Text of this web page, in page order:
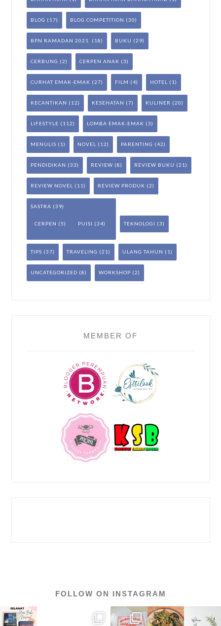
BLOG (17) BLOG COMPETITION (30)
BPN RAMADAN 2021. (18) BUKU (29)
CERBUNG (2) CERPEN ANAK (3)
CURHAT EMAK-EMAK (27) FILM (4) HOTEL (1)
KECANTIKAN (12) KESEHATAN (7) KULINER (20)
LIFESTYLE (112) LOMBA EMAK-EMAK (3)
MENULIS (1) NOVEL (12) PARENTING (42)
PENDIDIKAN (33) REVIEW (8) REVIEW BUKU (21)
REVIEW NOVEL (11) REVIEW PRODUK (2)
SASTRA (39)
CERPEN (5) PUISI (34) TEKNOLOGI (3)
TIPS (37) TRAVELING (21) ULANG TAHUN (1)
UNCATEGORIZED (8) WORKSHOP (2)
MEMBER OF
FOLLOW ON INSTAGRAM